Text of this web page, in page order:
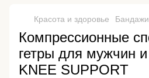
Красота и здоровье Бандажи
Компрессионные
гетры для мужчин
KNEE SUPPORT